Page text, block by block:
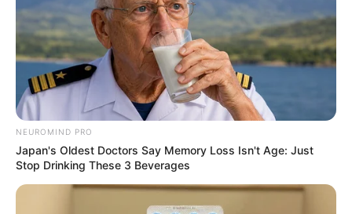
NEUROMIND PRO
Japan's Oldest Doctors Say Memory Loss Isn't Age: Just
Stop Drinking These 3 Beverages